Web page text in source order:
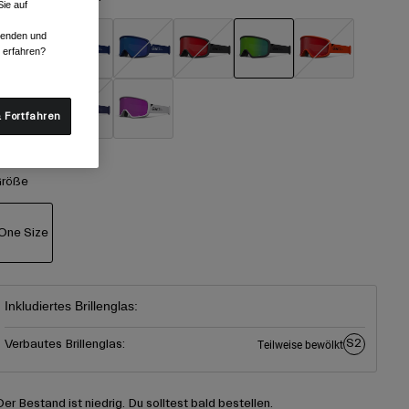
Size
Inkludiertes Brillenglas:
Verbautes Brillenglas: Teilweise bewölkt S2
Bestand ist niedrig. Du solltest bald bestellen.
auf
und
erfahren?
Fortfahren